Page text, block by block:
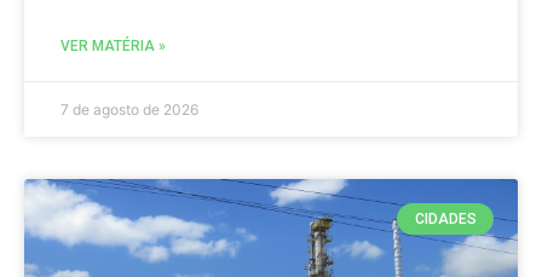
VER MATÉRIA »
7 de agosto de 2026
CIDADES